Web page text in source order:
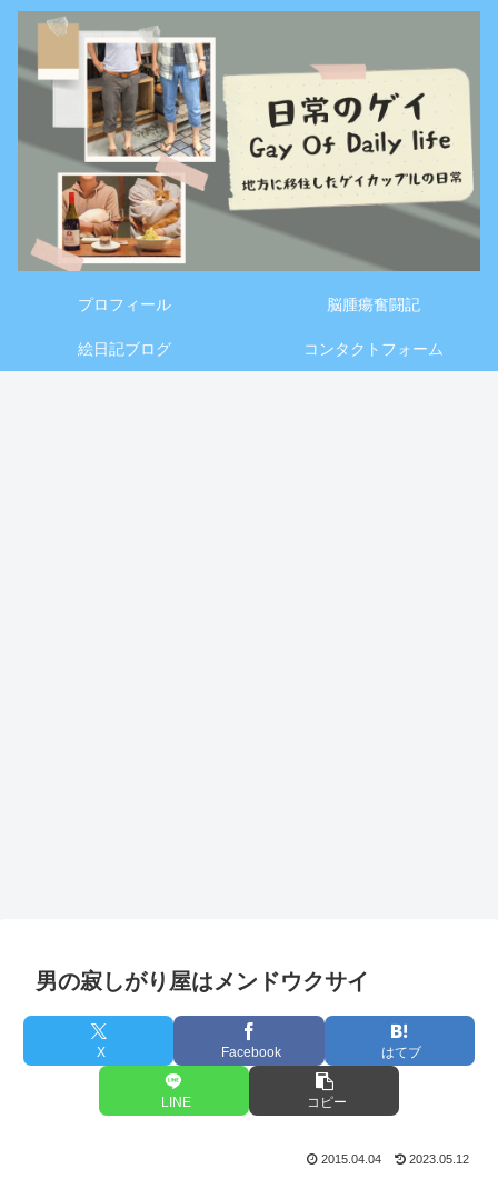
プロフィール 脳腫瘍奮闘記
絵日記ブログ コンタクトフォーム
男の寂しがり屋はメンドウクサイ
X Facebook はてブ
LINE コピー
2015.04.04 2023.05.12